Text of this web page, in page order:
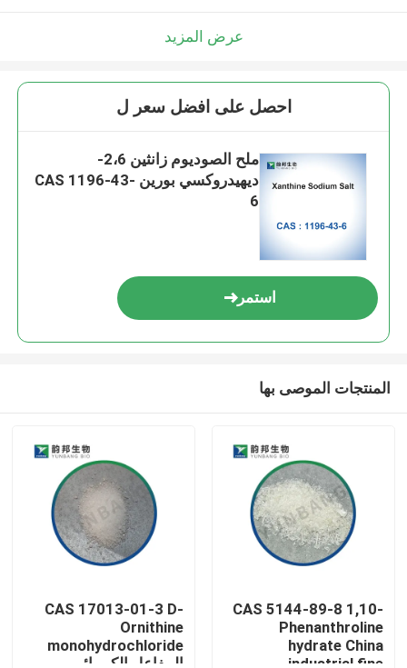
عرض المزيد
احصل على افضل سعر ل
ملح الصوديوم زانثين 2،6-
ديهيدروكسي بورين CAS 1196-43-
6
استمر
المنتجات الموصى بها
CAS 5144-89-8 1,10-
Phenanthroline
hydrate China
industrial fine
CAS 17013-01-3 D-
Ornithine
monohydrochloride
المفاعل الكيميائي